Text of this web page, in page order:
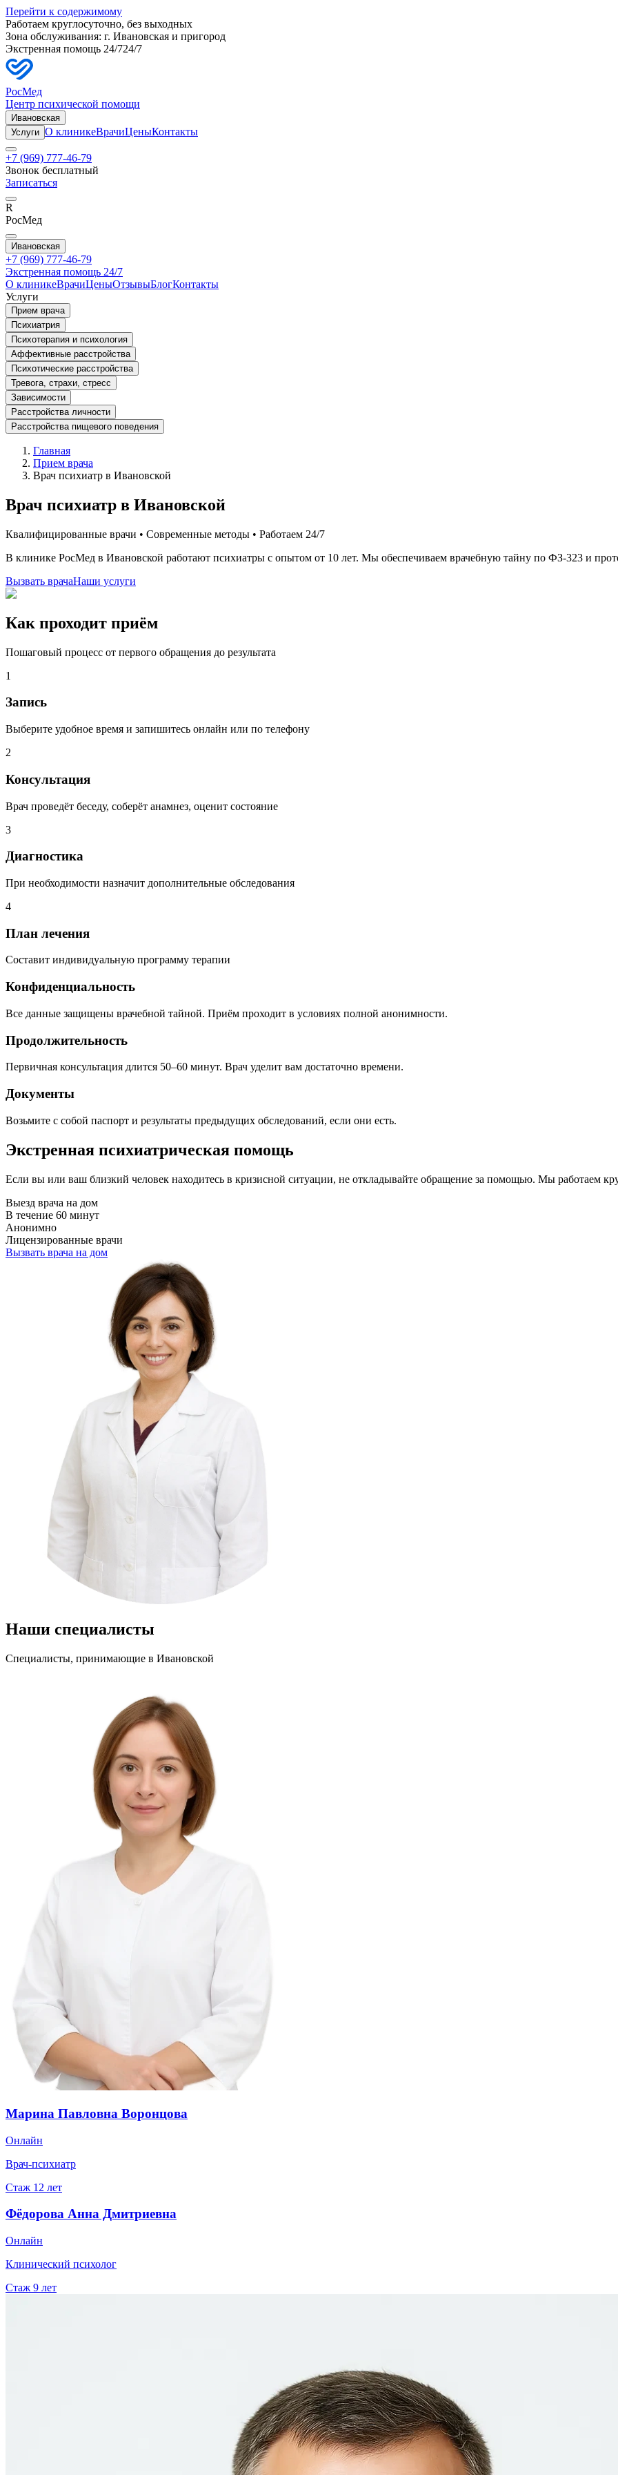
Перейти к содержимому
Работаем круглосуточно, без выходных
Зона обслуживания: г. Ивановская и пригород
Экстренная помощь 24/724/7
РосМед
Центр психической помощи
Ивановская
Услуги О клиникеВрачиЦеныКонтакты
+7 (969) 777-46-79
Звонок бесплатный
Записаться
R
РосМед
Ивановская
+7 (969) 777-46-79
Экстренная помощь 24/7
О клиникеВрачиЦеныОтзывыБлогКонтакты
Услуги
Прием врача
Психиатрия
Психотерапия и психология
Аффективные расстройства
Психотические расстройства
Тревога, страхи, стресс
Зависимости
Расстройства личности
Расстройства пищевого поведения
Главная
Прием врача
Врач психиатр в Ивановской
Врач психиатр в Ивановской
Квалифицированные врачи • Современные методы • Работаем 24/7
В клинике РосМед в Ивановской работают психиатры с опытом от 10 лет. Мы обеспечиваем врачебную тайну по ФЗ-323 и
Вызвать врачаНаши услуги
Как проходит приём
Пошаговый процесс от первого обращения до результата
1
Запись
Выберите удобное время и запишитесь онлайн или по телефону
2
Консультация
Врач проведёт беседу, соберёт анамнез, оценит состояние
3
Диагностика
При необходимости назначит дополнительные обследования
4
План лечения
Составит индивидуальную программу терапии
Конфиденциальность
Все данные защищены врачебной тайной. Приём проходит в условиях полной анонимности.
Продолжительность
Первичная консультация длится 50–60 минут. Врач уделит вам достаточно времени.
Документы
Возьмите с собой паспорт и результаты предыдущих обследований, если они есть.
Экстренная психиатрическая помощь
Если вы или ваш близкий человек находитесь в кризисной ситуации, не откладывайте обращение за помощью. Мы работаем
Выезд врача на дом
В течение 60 минут
Анонимно
Лицензированные врачи
Вызвать врача на дом
Наши специалисты
Специалисты, принимающие в Ивановской
Марина Павловна Воронцова
Онлайн
Врач-психиатр
Стаж 12 лет
Фёдорова Анна Дмитриевна
Онлайн
Клинический психолог
Стаж 9 лет